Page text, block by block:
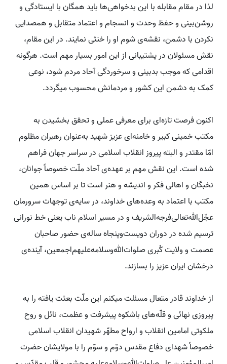
لذا در مقام مقابله با این بدخواهی‌ها باید همگان با ایستادگی و
روشن‌بینی و حفظ وحدت و انسجام و اعتماد متقابل و همصدایی
نکردن با دشمن، نقشه‌ی شوم او را خنثی نمایند. در این مقام،
نقش مسئولان در پشتیبانی از این امور بسیار مهم است. هرگونه
اقدامی که موجب بدبینی و سرخوردگی آحاد مردم شود، نوعی
کمک به دشمن این کشور و مردمانش محسوب میگردد.
اکنون فرصت تازه‌ای برای معرفی عملی و تحقق بخشیدن به
مکتب خمینی کبیر و خامنه‌ای عزیز شهید به‌عنوان رهبران مظلوم
امّا مقتدر و البته پیروز انقلاب اسلامی در سراسر جهان فراهم
شده است. این نقش مهم بر عهده‌ی آحاد ملّت خصوصاً جوانان،
نخبگان و اهالی فکر و اندیشه و هنر است تا بر اساس همین
مکتب با اعتماد به وعده‌های خداوند، در سایه‌ی توجهات سرورمان
عجّل‌الله‌تعالی‌فرجه‌الشریف و در مسیر اسلام ناب یعنی خط نورانی
ترسیم شده در دوران دویست‌وپنجاه ساله‌ی حضور صاحبان
عصمت و ولایت کُبری صلوات‌الله‌وسلامه‌علیهم‌اجمعین، آینده‌ی
درخشان ایران عزیز را بسازند.
از خداوند قادر متعال مسئلت میکنم این ملّت بعثت یافته را به
پیروزی نهائی و قلّه‌های باشکوه پیشرفت و عظمت، نائل و روح
ملکوتی امامین انقلاب و ارواح مطهّر شهیدان انقلاب اسلامی
خصوصاً شهدای دفاع مقدس دوّم و سوّم را با مولایشان حضرت